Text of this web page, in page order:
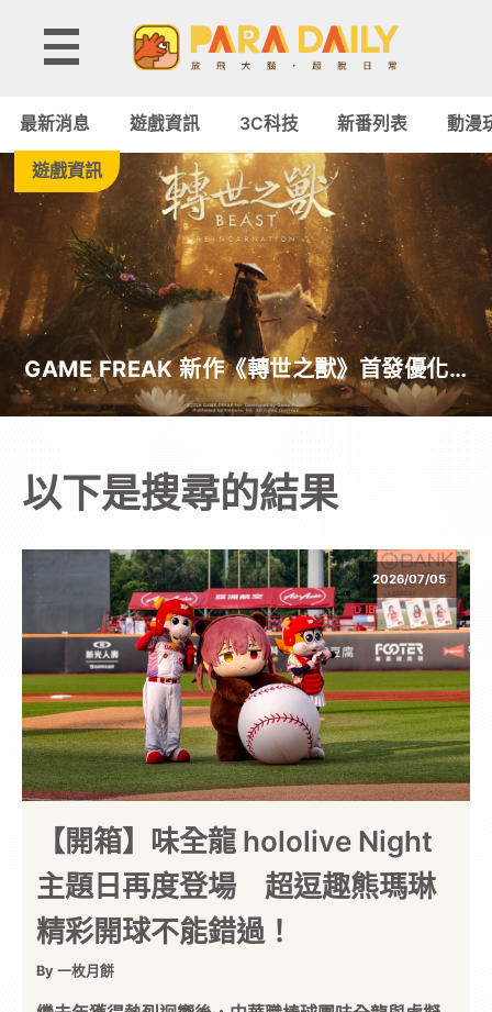
Paradaily
遊
戲
｜
動
漫
二
｜
3C
科
全
方
最新消息 遊戲資訊 3C科技 新番列表 動漫
遊戲資訊
GAME FREAK 新作《轉世之獸》首發優化
翻車 官方急發聲明承諾提供大量更新彌補
以下是搜尋的結果
2026/07/05
【開箱】味全龍 hololive Night
主題日再度登場 超逗趣熊瑪琳
精彩開球不能錯過！
By 一枚月餅